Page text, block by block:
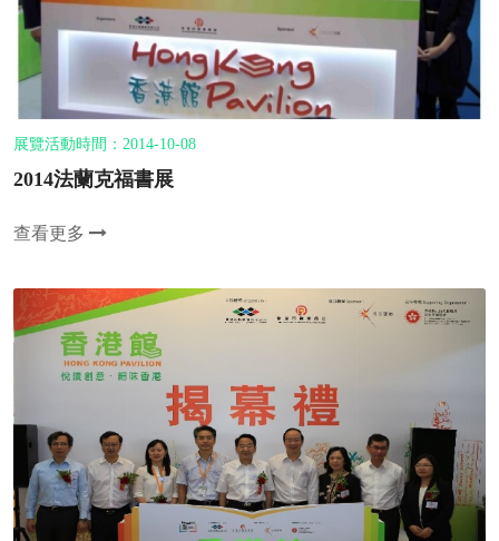
展覽活動時間：2014-10-08
2014法蘭克福書展
查看更多